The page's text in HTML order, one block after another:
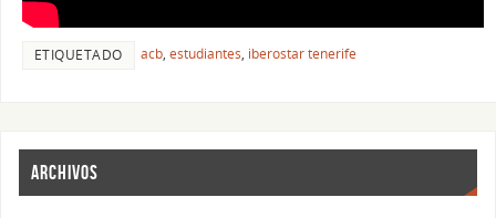
ETIQUETADO acb, estudiantes, iberostar tenerife
ARCHIVOS